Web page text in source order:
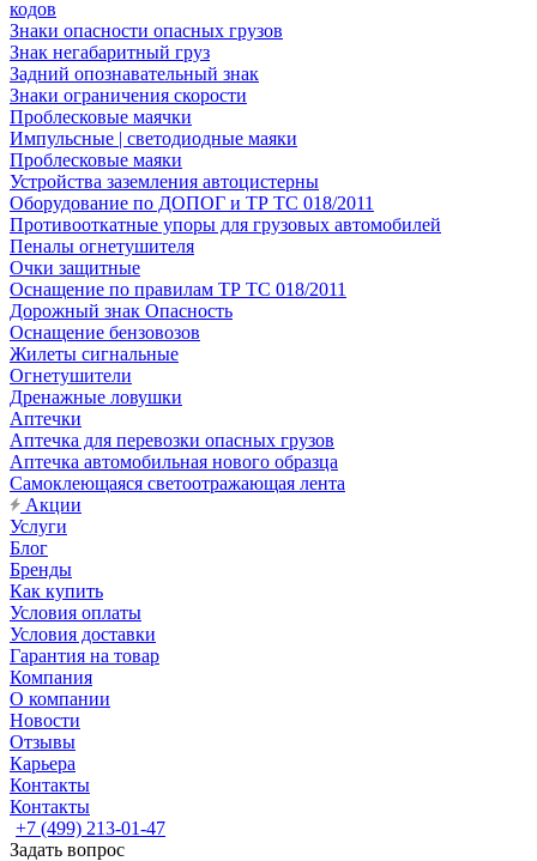
кодов
Знаки опасности опасных грузов
Знак негабаритный груз
Задний опознавательный знак
Знаки ограничения скорости
Проблесковые маячки
Импульсные | светодиодные маяки
Проблесковые маяки
Устройства заземления автоцистерны
Оборудование по ДОПОГ и ТР ТС 018/2011
Противооткатные упоры для грузовых автомобилей
Пеналы огнетушителя
Очки защитные
Оснащение по правилам ТР ТС 018/2011
Дорожный знак Опасность
Оснащение бензовозов
Жилеты сигнальные
Огнетушители
Дренажные ловушки
Аптечки
Аптечка для перевозки опасных грузов
Аптечка автомобильная нового образца
Самоклеющаяся светоотражающая лента
Акции
Услуги
Блог
Бренды
Как купить
Условия оплаты
Условия доставки
Гарантия на товар
Компания
О компании
Новости
Отзывы
Карьера
Контакты
Контакты
+7 (499) 213-01-47
Задать вопрос